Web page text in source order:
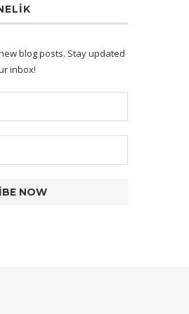
blog posts. Stay updated
inbox!